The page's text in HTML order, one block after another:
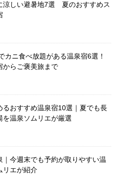
涼しい避暑地7選 夏のおすすめス
カニ食べ放題がある温泉宿6選！
からご褒美旅まで
るおすすめ温泉宿10選｜夏でも長
を温泉ソムリエが厳選
｜今週末でも予約が取りやすい温
リエが紹介